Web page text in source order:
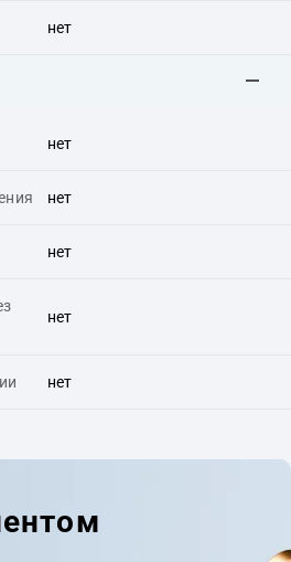
нет
нет
нет
нет
нет
нет